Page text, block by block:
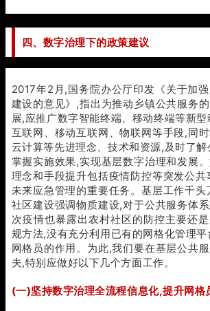
四、数字治理下的政策建议
2017年2月,国务院办公厅印发《关于加
建设的意见》,指出为推动乡镇公共服务
展,应推广数字智能终端、移动终端等新
互联网、移动互联网、物联网等手段,同时
云计算等先进理念、技术和资源,及时了
掌握实施效果,实现基层数字治理和发展
理念和手段提升包括疫情防控等突发公共
未来应急管理的重要任务。基层工作千
社区建设强调物质建设,对于公共服务体
次疫情也暴露出农村社区的防控主要还
规方法,没有充分利用已有的网格化管理
网格员的作用。为此,我们要在基层公共
夫,特别应做好以下几个方面工作。
(一)坚持数字治理全流程信息化,提升网格